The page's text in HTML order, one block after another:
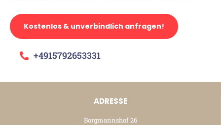
Kostenlos & unverbindlich anfragen!
+4915792653331
ADRESSE
Borgmannshof 26